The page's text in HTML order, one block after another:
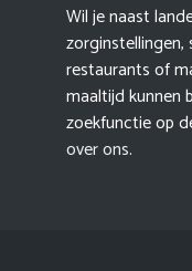
Wil je naast
zorginstellingen,
restaurants of
maaltijd kunnen
zoekfunctie op
over ons.